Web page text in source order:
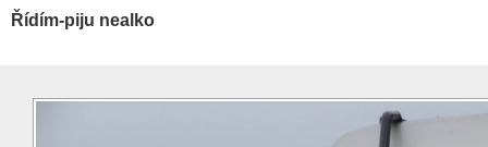
Řídím-piju nealko